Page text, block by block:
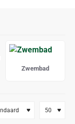
Zwembad